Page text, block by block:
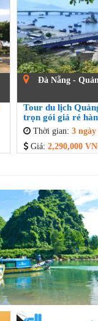
Đà Nẵng -
Tour du lịch
trọn gói giá rẻ
Thời gian: 3 ngày
Giá: 2,290,000